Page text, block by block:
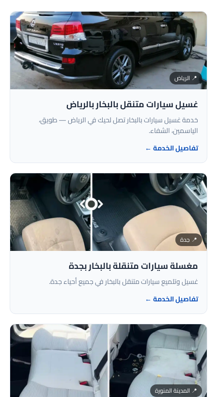
📍 الرياض
غسيل سيارات متنقل بالبخار بالرياض
خدمة غسيل سيارات بالبخار تصل لحيك في الرياض — طويق،
الياسمين، الشفاء.
تفاصيل الخدمة ←
📍 جدة
مغسلة سيارات متنقلة بالبخار بجدة
غسيل وتلميع سيارات متنقل بالبخار في جميع أحياء جدة.
تفاصيل الخدمة ←
📍 المدينة المنورة